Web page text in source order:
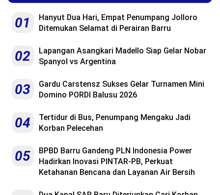
01
Hanyut Dua Hari, Empat Penumpang Jolloro
Ditemukan Selamat di Perairan Barru
02
Lapangan Asangkari Madello Siap Gelar Nobar
Spanyol vs Argentina
03
Gardu Carstensz Sukses Gelar Turnamen Mini
Domino PORDI Balusu 2026
04
Tertidur di Bus, Penumpang Mengaku Jadi
Korban Pelecehan
05
BPBD Barru Gandeng PLN Indonesia Power
Hadirkan Inovasi PINTAR-PB, Perkuat
Ketahanan Bencana dan Layanan Air Bersih